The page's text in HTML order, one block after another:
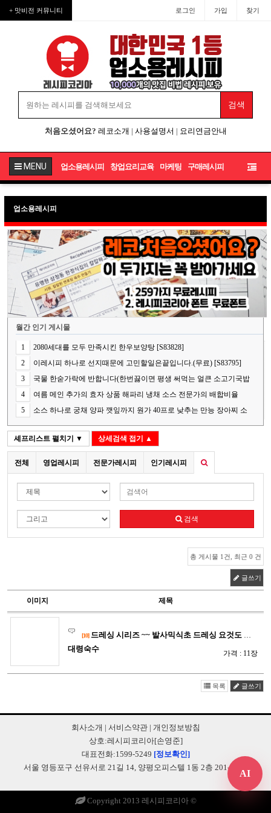
+ 맛비전 커뮤니티 로그인 가입 찾기
처음오셨어요? 레코소개 | 사용설명서 | 요리연금안내
MENU 업소용레시피 창업요리교육 마케팅 구매레시피
업소용레시피
월간 인기 게시물
1
2080세대를 모두 만족시킨 한우보양탕 [S83828]
2
이레시피 하나로 선지때문에 고민할일은끝입니다.(무료) [S83795]
3
국물 한숟가락에 반합니다(한번끓이면 평생 써먹는 얼큰 소고기국밥
의 핵심 비법) [S83848]
4
여름 메인 추가의 효자 상품 해파리 냉채 소스 전문가의 배합비율
[S83787]
5
소스 하나로 궁채 양파 깻잎까지 원가 40프로 낮추는 만능 장아찌 소
스[S83841]
셰프리스트 펼치기 ▼ 상세검색 접기 ▲
전체 영업레시피 전문가레시피 인기레시피
검색
총 게시물 1건, 최근 0 건
글쓰기
이미지 제목
[10] 드레싱 시리즈 ~~ 발사믹식초 드레싱 요것도 맛보장 [P04…
대령숙수
가격 : 11장
목록 글쓰기
회사소개 | 서비스약관| 개인정보방침
상호:레시피코리아[손영준]
대표전화:1599-5249 [정보확인]
서울 영등포구 선유서로 21길 14, 양평오피스텔 1동 2층 201-B248
Copyright 2013 레시피코리아 ©
AI